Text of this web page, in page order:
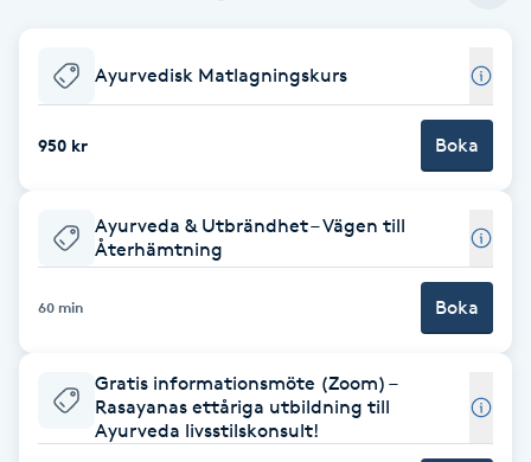
Balayage
Barber
Barnklippning
Blowout
Ayurvedisk Matlagningskurs
950 kr Boka
Ayurveda & Utbrändhet – Vägen till
Återhämtning
60 min Boka
Gratis informationsmöte (Zoom) –
Rasayanas ettåriga utbildning till
Ayurveda livsstilskonsult!